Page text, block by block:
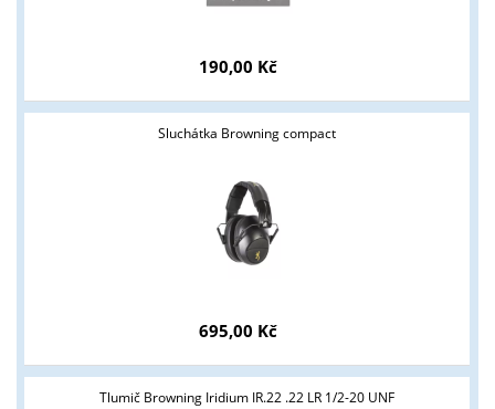
190,00 Kč
Sluchátka Browning compact
695,00 Kč
Tlumič Browning Iridium IR.22 .22 LR 1/2-20 UNF
podmínky?
ANO NE